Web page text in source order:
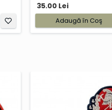
35.00 Lei
Adaugă în Coş